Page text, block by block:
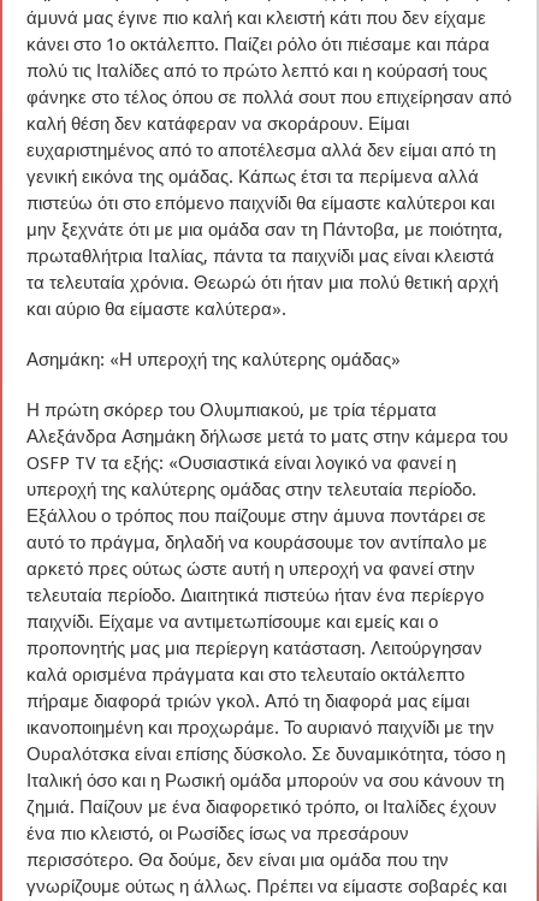
άμυνά μας έγινε πιο καλή και κλειστή κάτι που δεν είχαμε
κάνει στο 1ο οκτάλεπτο. Παίζει ρόλο ότι πιέσαμε και πάρα
πολύ τις Ιταλίδες από το πρώτο λεπτό και η κούρασή τους
φάνηκε στο τέλος όπου σε πολλά σουτ που επιχείρησαν από
καλή θέση δεν κατάφεραν να σκοράρουν. Είμαι
ευχαριστημένος από το αποτέλεσμα αλλά δεν είμαι από τη
γενική εικόνα της ομάδας. Κάπως έτσι τα περίμενα αλλά
πιστεύω ότι στο επόμενο παιχνίδι θα είμαστε καλύτεροι και
μην ξεχνάτε ότι με μια ομάδα σαν τη Πάντοβα, με ποιότητα,
πρωταθλήτρια Ιταλίας, πάντα τα παιχνίδι μας είναι κλειστά
τα τελευταία χρόνια. Θεωρώ ότι ήταν μια πολύ θετική αρχή
και αύριο θα είμαστε καλύτερα».
Ασημάκη: «Η υπεροχή της καλύτερης ομάδας»
Η πρώτη σκόρερ του Ολυμπιακού, με τρία τέρματα
Αλεξάνδρα Ασημάκη δήλωσε μετά το ματς στην κάμερα του
OSFP TV τα εξής: «Ουσιαστικά είναι λογικό να φανεί η
υπεροχή της καλύτερης ομάδας στην τελευταία περίοδο.
Εξάλλου ο τρόπος που παίζουμε στην άμυνα ποντάρει σε
αυτό το πράγμα, δηλαδή να κουράσουμε τον αντίπαλο με
αρκετό πρες ούτως ώστε αυτή η υπεροχή να φανεί στην
τελευταία περίοδο. Διαιτητικά πιστεύω ήταν ένα περίεργο
παιχνίδι. Είχαμε να αντιμετωπίσουμε και εμείς και ο
προπονητής μας μια περίεργη κατάσταση. Λειτούργησαν
καλά ορισμένα πράγματα και στο τελευταίο οκτάλεπτο
πήραμε διαφορά τριών γκολ. Από τη διαφορά μας είμαι
ικανοποιημένη και προχωράμε. Το αυριανό παιχνίδι με την
Ουραλότσκα είναι επίσης δύσκολο. Σε δυναμικότητα, τόσο η
Ιταλική όσο και η Ρωσική ομάδα μπορούν να σου κάνουν τη
ζημιά. Παίζουν με ένα διαφορετικό τρόπο, οι Ιταλίδες έχουν
ένα πιο κλειστό, οι Ρωσίδες ίσως να πρεσάρουν
περισσότερο. Θα δούμε, δεν είναι μια ομάδα που την
γνωρίζουμε ούτως η άλλως. Πρέπει να είμαστε σοβαρές και